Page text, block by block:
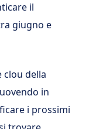
il
giugno e
clou della
in
i prossimi